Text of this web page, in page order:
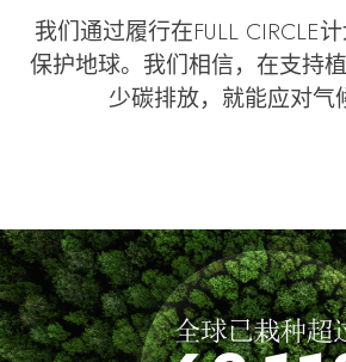
我们通过履行在FULL CIRCLE
保护地球。我们相信，在支持
少碳排放，就能应对气